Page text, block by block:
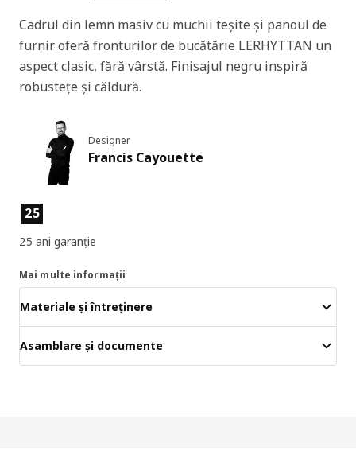
Cadrul din lemn masiv cu muchii teșite și panoul de
furnir oferă fronturilor de bucătărie LERHYTTAN un
aspect clasic, fără vârstă. Finisajul negru inspiră
robustețe și căldură.
Designer
Francis Cayouette
Caracteristicile produselor
25
25 ani garanție
Mai multe informații
Materiale și întreținere
Asamblare și documente